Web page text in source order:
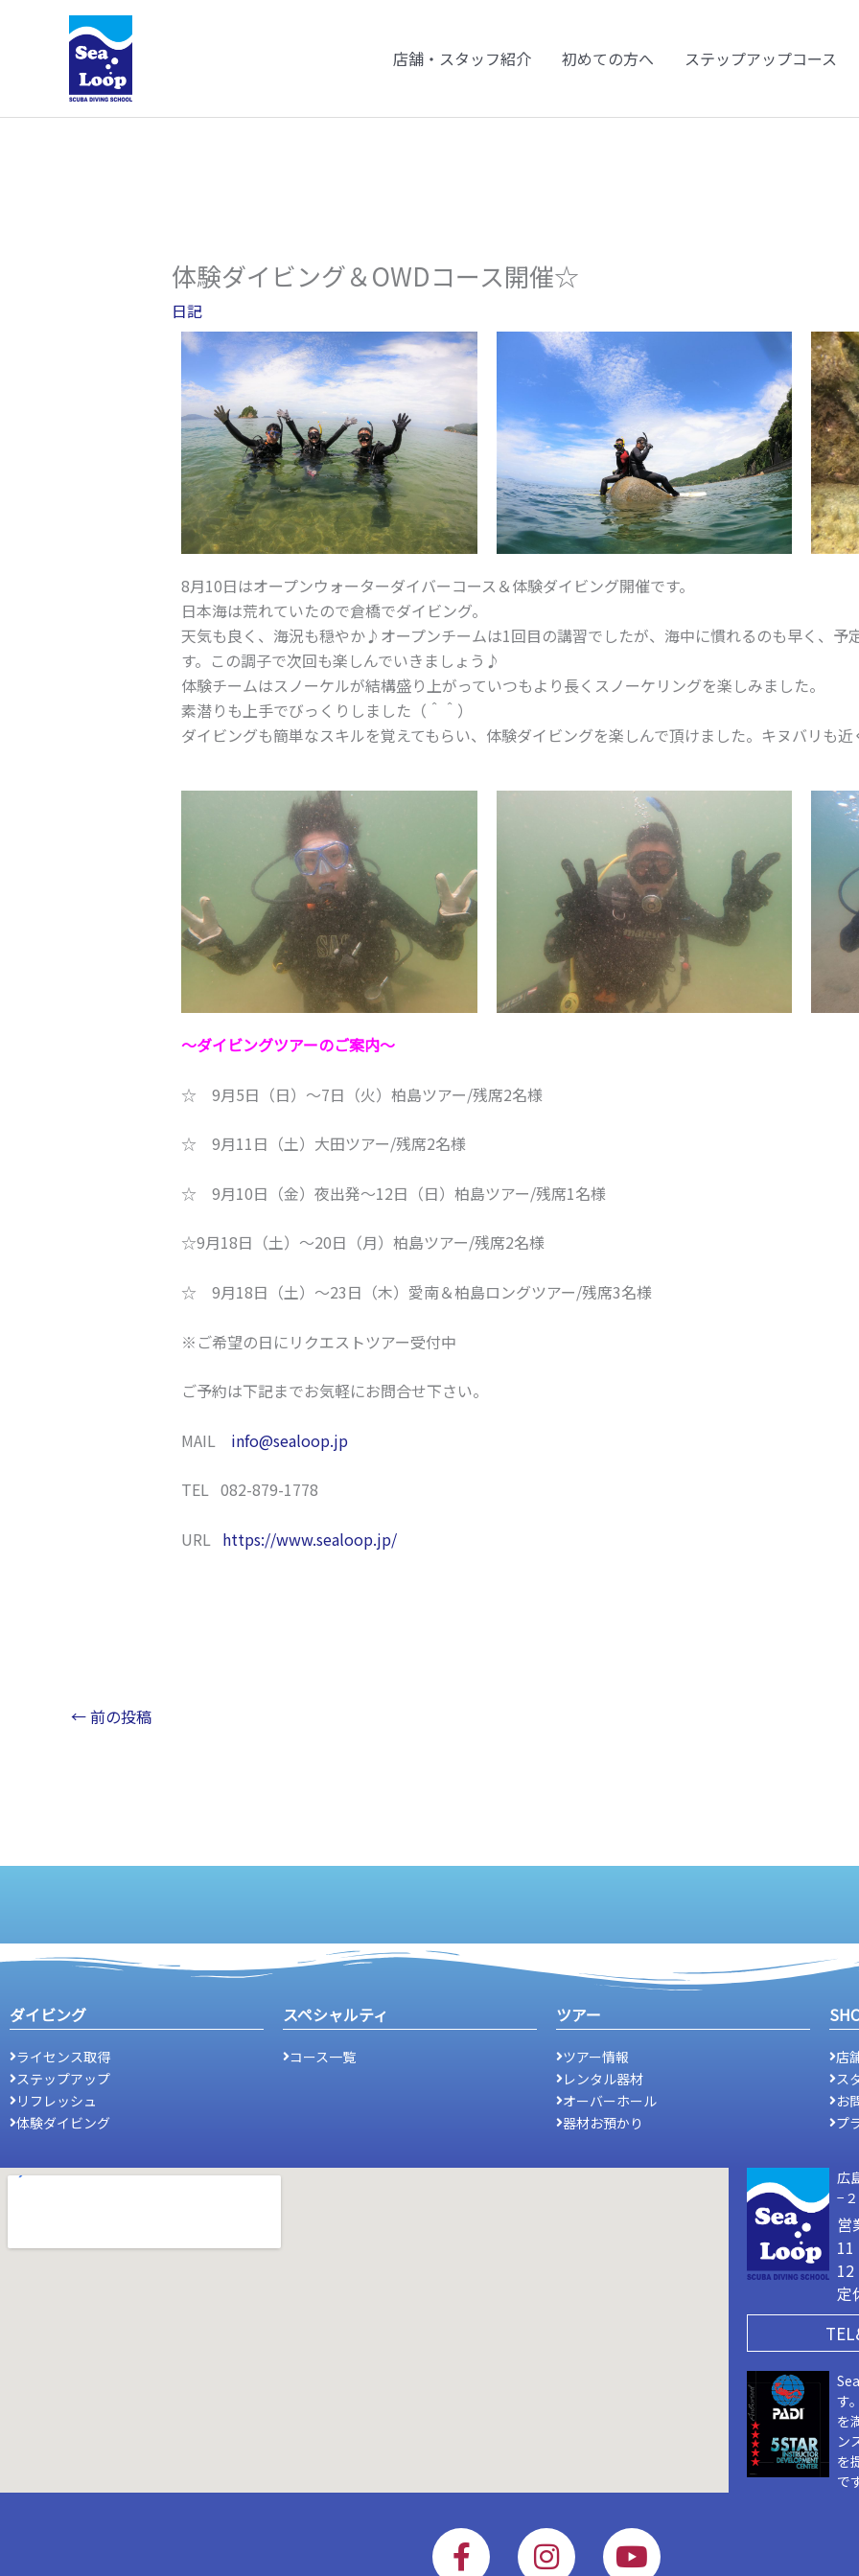
キ
店舗・スタッフ紹介 初めての方へ ステップアップコース
体験ダイビング＆OWDコース開催☆
日記
8月10日はオープンウォーターダイバーコース＆体験ダイビング開催です。
日本海は荒れていたので倉橋でダイビング。
天気も良く、海況も穏やか♪オープンチームは1回目の講習でしたが、海中に慣れるのも早く、予
す。この調子で次回も楽しんでいきましょう♪
体験チームはスノーケルが結構盛り上がっていつもより長くスノーケリングを楽しみました。
素潜りも上手でびっくりしました（＾＾）
ダイビングも簡単なスキルを覚えてもらい、体験ダイビングを楽しんで頂けました。キヌバリも近
～ダイビングツアーのご案内～
☆ 9月5日（日）～7日（火）柏島ツアー/残席2名様
☆ 9月11日（土）大田ツアー/残席2名様
☆ 9月10日（金）夜出発～12日（日）柏島ツアー/残席1名様
☆9月18日（土）～20日（月）柏島ツアー/残席2名様
☆ 9月18日（土）～23日（木）愛南＆柏島ロングツアー/残席3名様
※ご希望の日にリクエストツアー受付中
ご予約は下記までお気軽にお問合せ下さい。
MAIL info@sealoop.jp
TEL 082-879-1778
URL https://www.sealoop.jp/
←前の投稿
ダイビング
ライセンス取得
ステップアップ
リフレッシュ
体験ダイビング
スペシャルティ
コース一覧
ツアー
ツアー情報
レンタル器材
オーバーホール
器材お預かり
店
ス
お
プ
広
−
営
11
12
定
す
を
ン
を
で
F I Y